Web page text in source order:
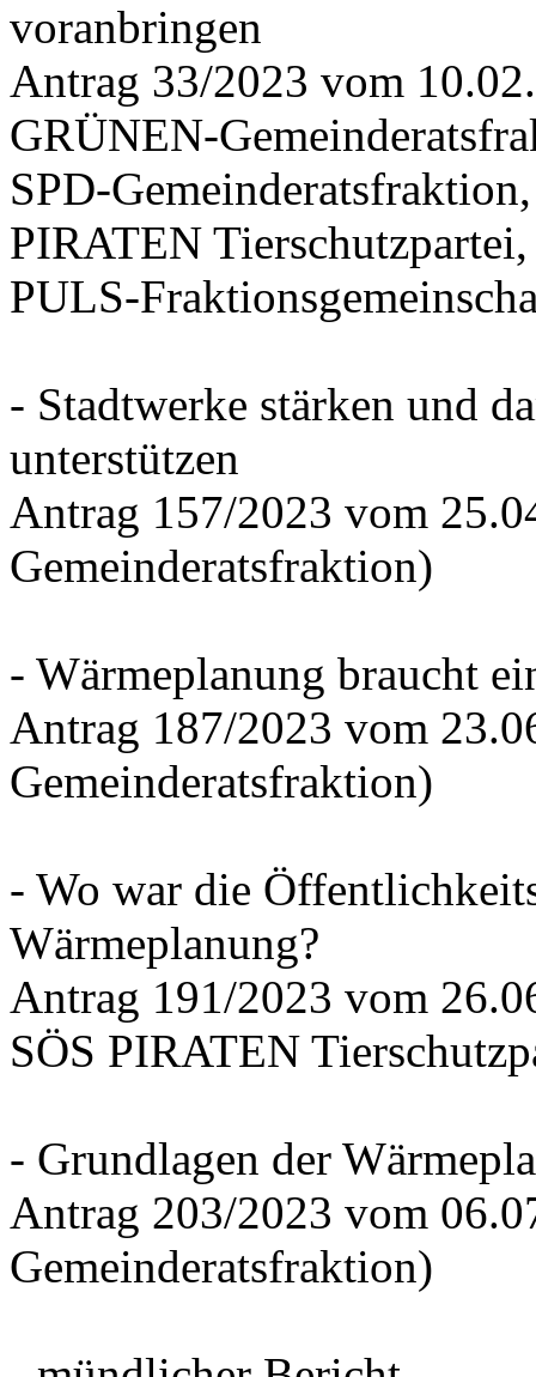
voranbringen
Antrag 33/2023 vom
GRÜNEN-
SPD-
PIRATEN Tierschutzpartei,
PULS-
- Stadtwerke stärken und
unterstützen
Antrag 157/2023 vom
Gemeinderatsfraktion)
- Wärmeplanung braucht
Antrag 187/2023 vom
Gemeinderatsfraktion)
- Wo war die
Wärmeplanung?
Antrag 191/2023 vom
SÖS PIRATEN
- Grundlagen der
Antrag 203/2023 vom
Gemeinderatsfraktion)